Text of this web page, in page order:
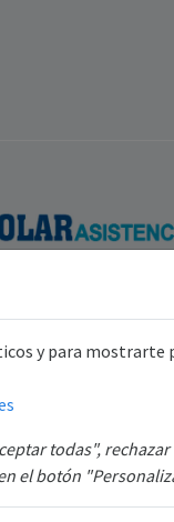
y para mostrarte
todas",
el botón